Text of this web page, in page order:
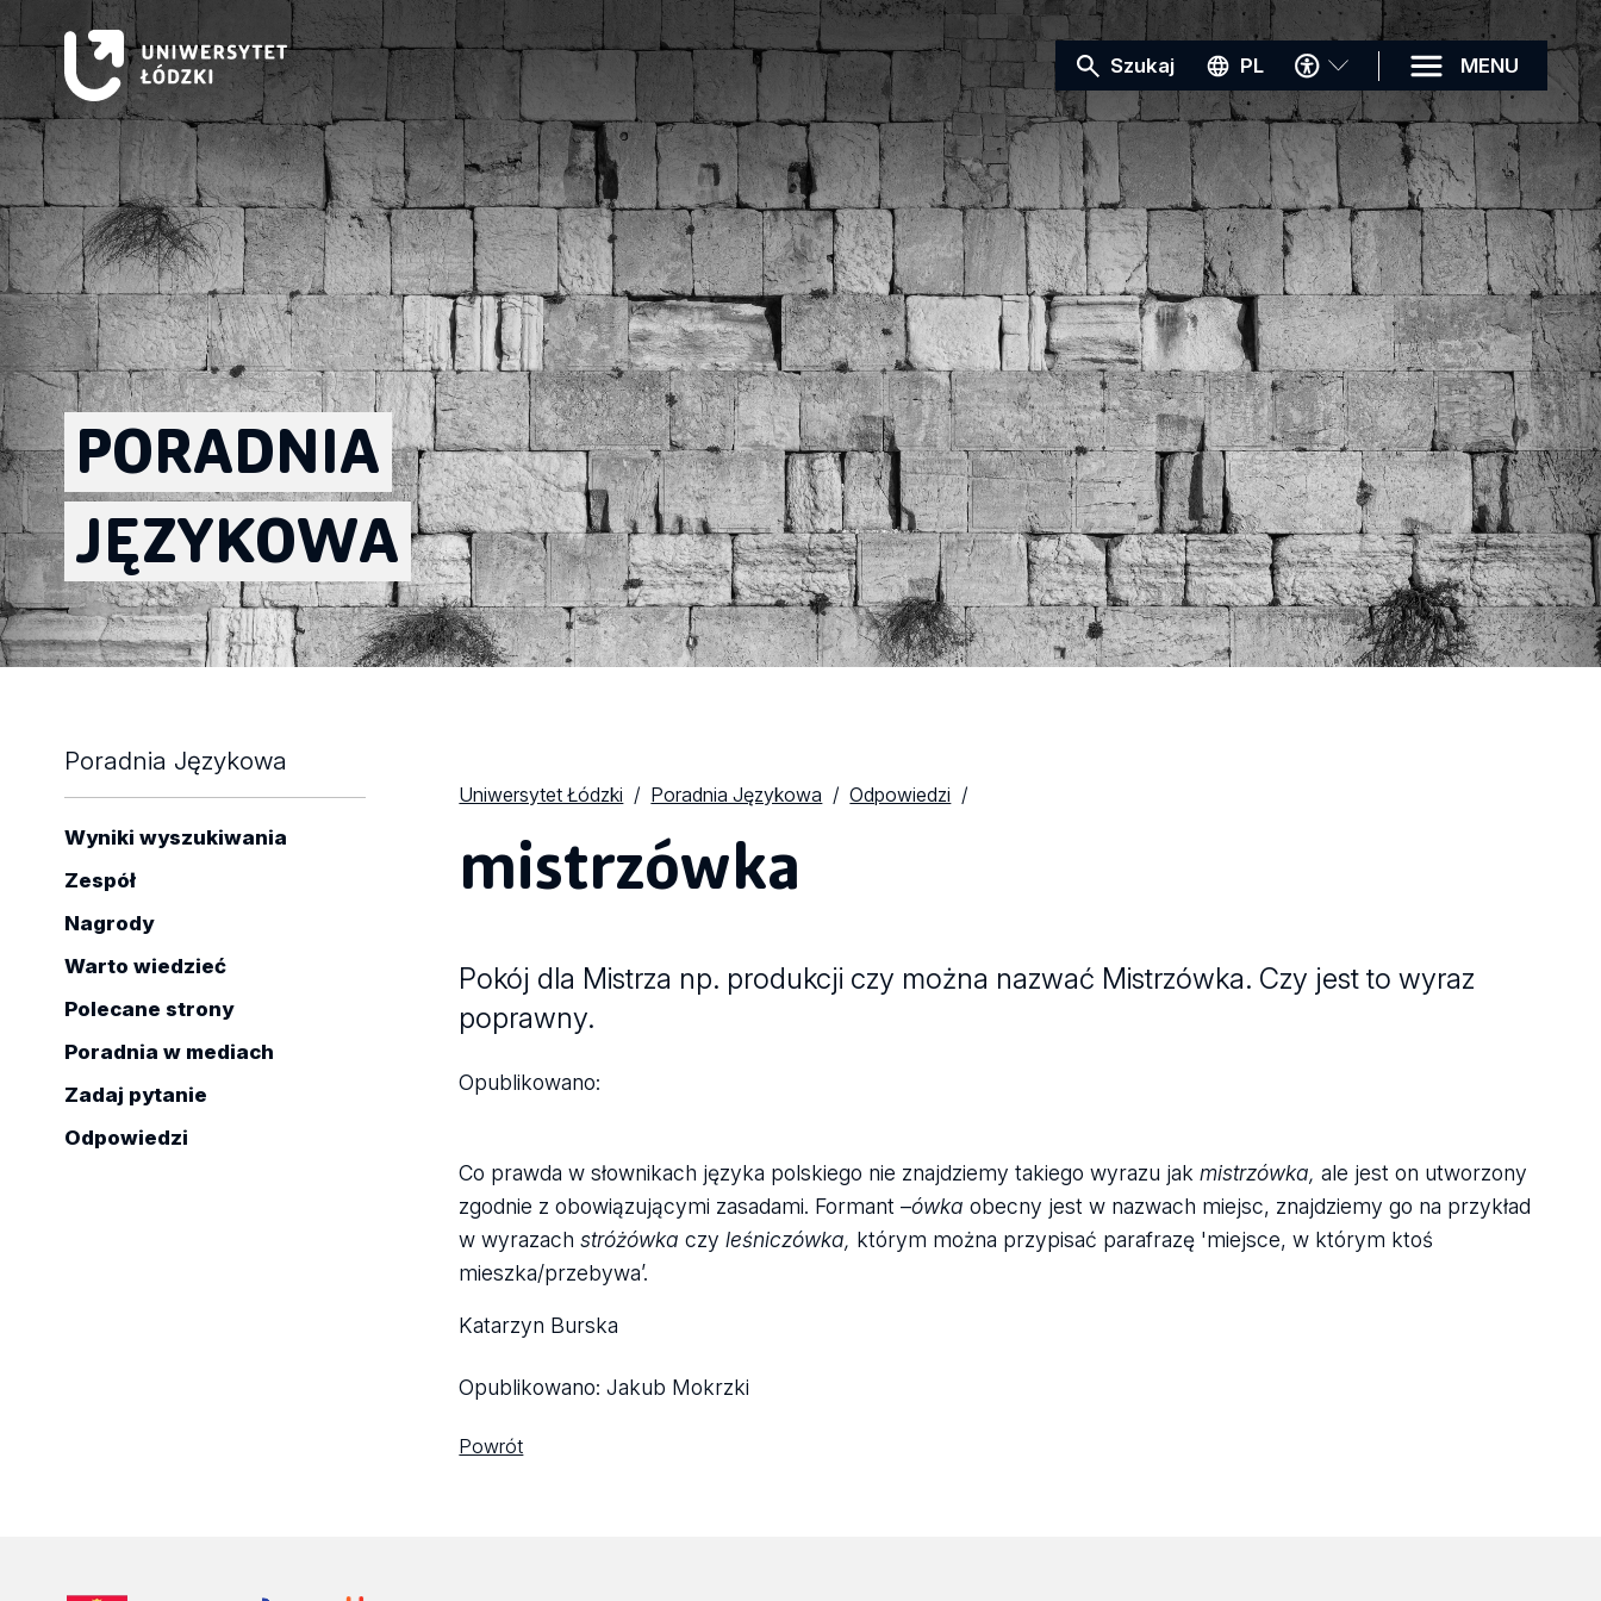
Szukaj PL
MENU
DOSTĘPNOŚCI
MENU
PORADNIA
JĘZYKOWA
Poradnia Językowa
Wyniki wyszukiwania
Zespół
Nagrody
Warto wiedzieć
Polecane strony
Poradnia w mediach
Zadaj pytanie
Odpowiedzi
Uniwersytet Łódzki Poradnia Językowa Odpowiedzi
mistrzówka
Pokój dla Mistrza np. produkcji czy można nazwać Mistrzówka. Czy jest to wyraz
poprawny.
Opublikowano:
Co prawda w słownikach języka polskiego nie znajdziemy takiego wyrazu jakmistrzówka, ale jest on utworzony
zgodnie z obowiązującymi zasadami. Formant –ówka obecny jest w nazwach miejsc, znajdziemy go na przykład
w wyrazachstróżówka czyleśniczówka, którym można przypisać parafrazę 'miejsce, w którym ktoś
mieszka/przebywa’.
Katarzyn Burska
Opublikowano:Jakub Mokrzki
Powrót